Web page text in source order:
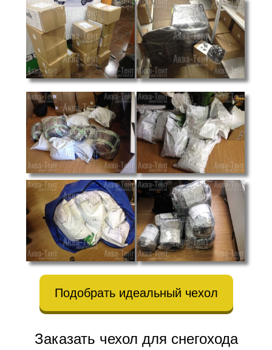
Подобрать идеальный чехол
Заказать чехол для снегохода